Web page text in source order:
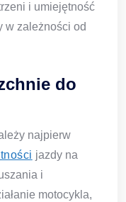
i umiejętność
w zależności od
do
najpierw
jazdy na
i
motocykla,